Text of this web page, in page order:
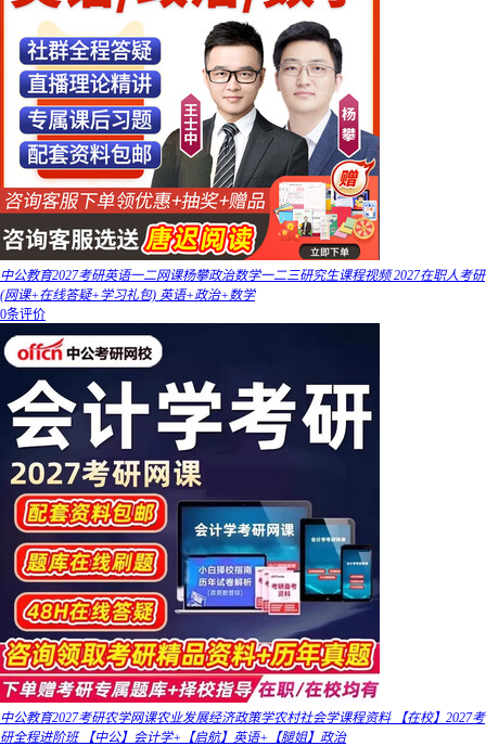
中公教育2027考研英语一二网课杨攀政治数学一二三研究生课程视频 2027在职人考研
(网课+在线答疑+学习礼包) 英语+政治+数学
0条评价
中公教育2027考研农学网课农业发展经济政策学农村社会学课程资料 【在校】2027考
研全程进阶班 【中公】会计学+【启航】英语+【腿姐】政治